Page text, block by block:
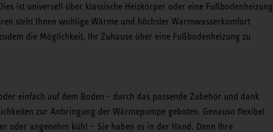
ist universell über klassische Heizkörper oder eine Fußbodenheizung
steht Ihnen wohlige Wärme und höchster Warmwasserkomfort
die Möglichkeit, Ihr Zuhause über eine Fußbodenheizung zu
einfach auf dem Boden - durch das passende Zubehör und dank
zur Anbringung der Wärmepumpe geboten. Genauso flexibel
oder angenehm kühl – Sie haben es in der Hand. Denn Ihre